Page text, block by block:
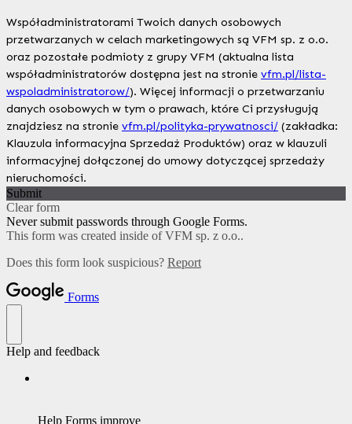
Współadministratorami Twoich danych osobowych
przetwarzanych w celach marketingowych są VFM sp. z o.o.
oraz pozostałe podmioty z grupy VFM (aktualna lista
współadministratorów dostępna jest na stronie vfm.pl/lista-
wspoladministratorow/). Więcej informacji o przetwarzaniu
danych osobowych w tym o prawach, które Ci przysługują
znajdziesz na stronie vfm.pl/polityka-prywatnosci/ (zakładka:
Klauzula informacyjna Sprzedaż Produktów) oraz w klauzuli
informacyjnej dołączonej do umowy dotyczącej sprzedaży
nieruchomości.
Submit
Clear form
Never submit passwords through Google Forms.
This form was created inside of VFM sp. z o.o..
Does this form look suspicious? Report
Forms
Help and feedback
Help Forms improve